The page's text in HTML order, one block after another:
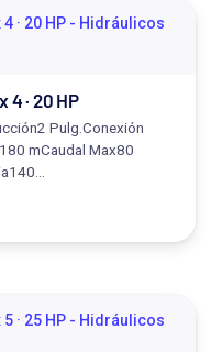
4 · 20 HP
Pulg.Conexión
mCaudal Max80